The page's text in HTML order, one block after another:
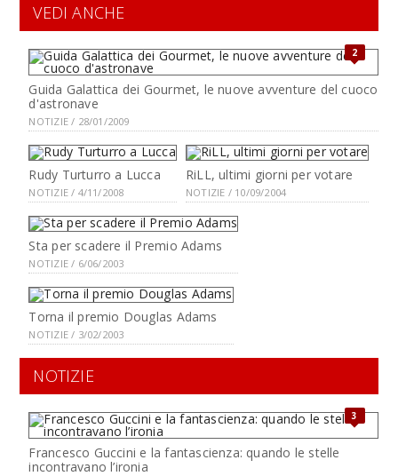
VEDI ANCHE
2
Guida Galattica dei Gourmet, le nuove avventure del cuoco
d'astronave
NOTIZIE / 28/01/2009
Rudy Turturro a Lucca
NOTIZIE / 4/11/2008
RiLL, ultimi giorni per votare
NOTIZIE / 10/09/2004
Sta per scadere il Premio Adams
NOTIZIE / 6/06/2003
Torna il premio Douglas Adams
NOTIZIE / 3/02/2003
NOTIZIE
3
Francesco Guccini e la fantascienza: quando le stelle
incontravano l’ironia